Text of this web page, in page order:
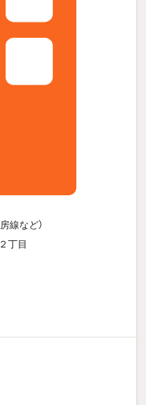
線など）
丁目